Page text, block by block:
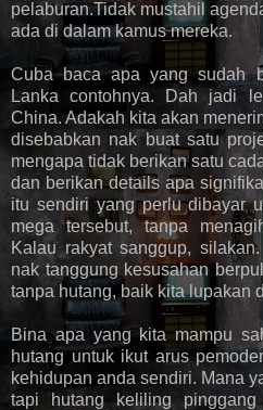
pelaburan.Tidak mustahil
ada di dalam kamus mereka.
Cuba baca apa yang sudah
Lanka contohnya. Dah jadi
China. Adakah kita akan
disebabkan nak buat satu
mengapa tidak berikan satu
dan berikan details apa
itu sendiri yang perlu dibayar
mega tersebut, tanpa
Kalau rakyat sanggup,
nak tanggung kesusahan
tanpa hutang, baik kita lupakan
Bina apa yang kita mampu
hutang untuk ikut arus
kehidupan anda sendiri. Mana
tapi hutang keliling